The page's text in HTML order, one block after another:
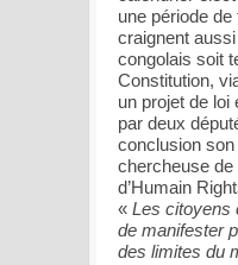
une période
craignent
congolais soit
Constitution,
un projet de loi
par deux
conclusion
chercheuse de
d’Humain
« Les citoyens
de manifester
des limites du